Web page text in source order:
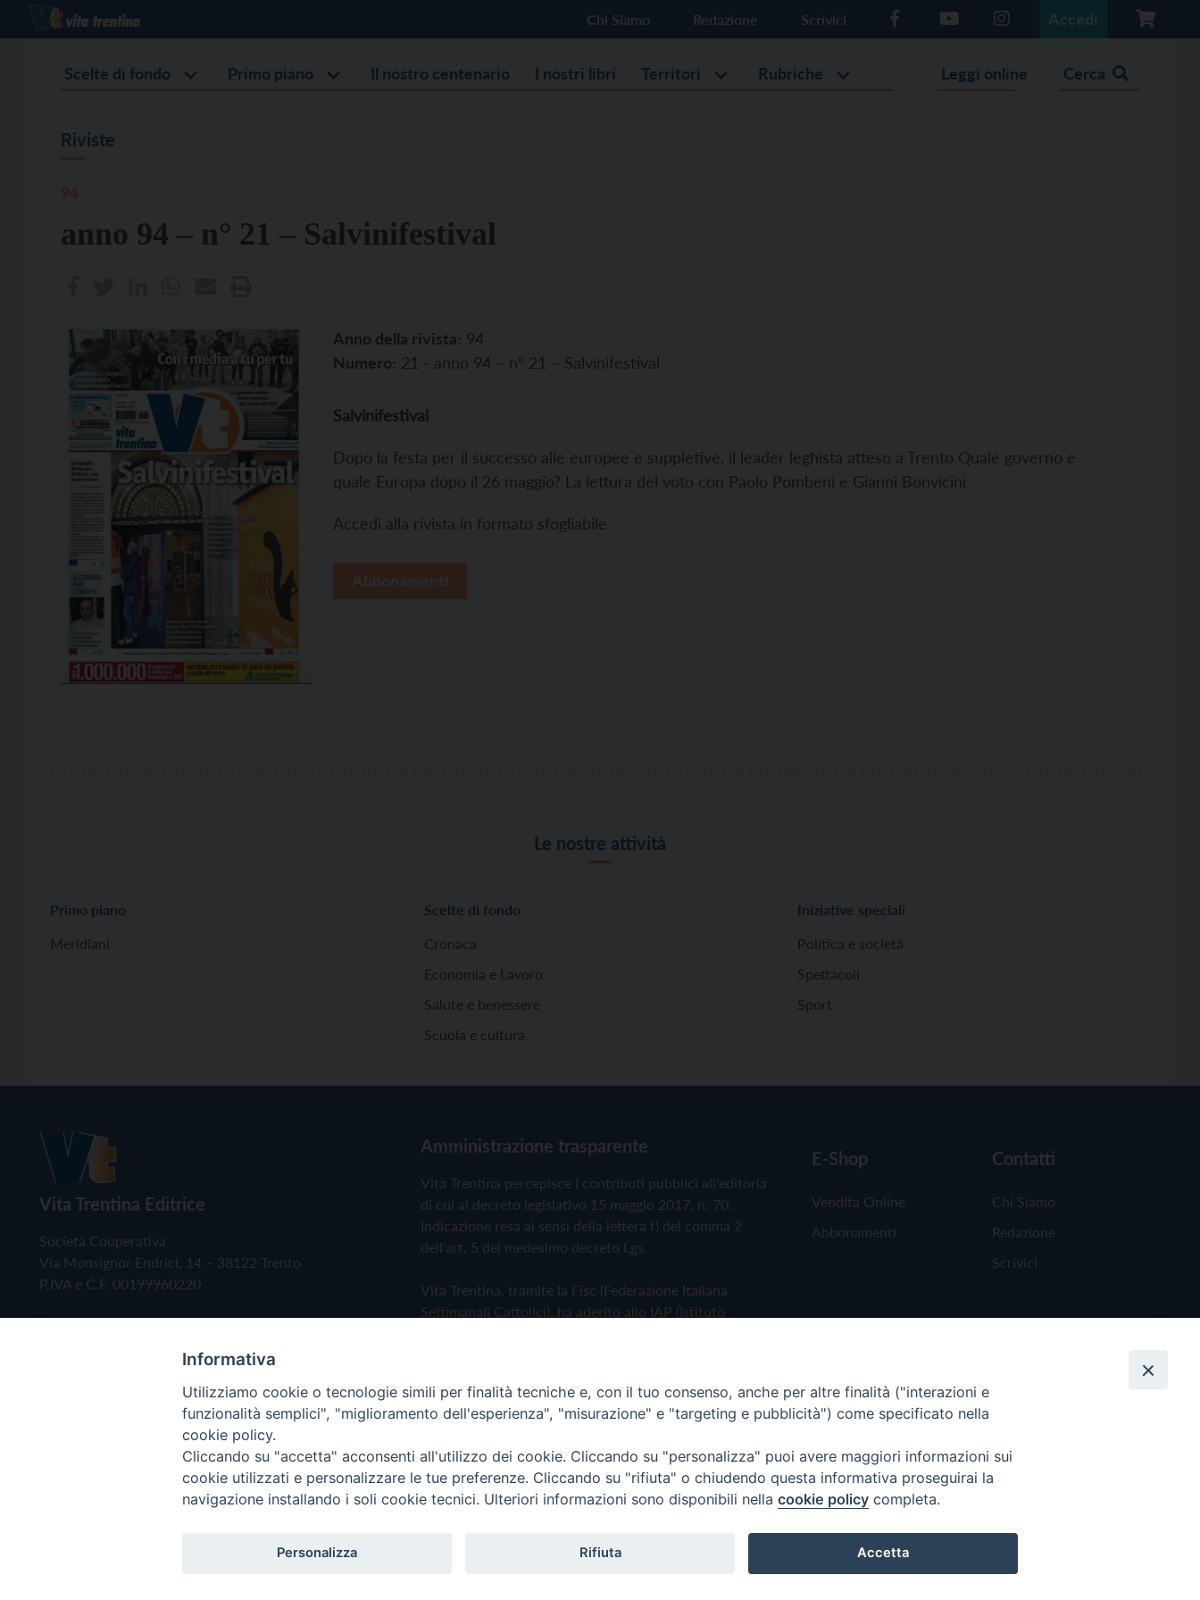
Chi Siamo Redazione Scrivici Accedi
Scelte di fondo Primo piano Il nostro centenario I nostri libri Territori Rubriche Leggi online Cerca
Riviste
anno 94 – n° 21 – Salvinifestival
Anno della rivista: 94
Numero: 21 - anno 94 – n° 21 – Salvinifestival
Salvinifestival
Dopo la festa per il successo alle europee e suppletive, il leader leghista atteso a Trento Quale governo e
quale Europa dopo il 26 maggio? La lettura del voto con Paolo Pombeni e Gianni Bonvicini.
Accedi alla rivista in formato sfogliabile
Le nostre attività
Primo piano
Meridiani
Scelte di fondo
Cronaca
Economia e Lavoro
Salute e benessere
Scuola e cultura
Iniziative speciali
Politica e società
Spettacoli
Sport
Vita Trentina Editrice
Società Cooperativa
Via Monsignor Endrici, 14 – 38122 Trento
P.IVA e C.F. 00199960220
Amministrazione trasparente
Vita Trentina percepisce i contributi pubblici all'editoria
di cui al decreto legislativo 15 maggio 2017, n. 70.
Indicazione resa ai sensi della lettera f) del comma 2
dell'art. 5 del medesimo decreto Lgs.
Vita Trentina, tramite la Fisc (Federazione Italiana
Settimanali Cattolici), ha aderito allo IAP (Istituto
Privacy Policy Cookie Policy
E-Shop
Vendita Online
Abbonamenti
Contatti
Chi Siamo
Redazione
Scrivici
Copyright © 2019 - Tutti i diritti riservati - Vita Trentina Editrice
Informativa
Utilizziamo cookie o tecnologie simili per finalità tecniche e, con il tuo consenso, anche per altre finalità ("interazioni e
funzionalità semplici", "miglioramento dell'esperienza", "misurazione" e "targeting e pubblicità") come specificato nella
cookie policy.
Cliccando su "accetta" acconsenti all'utilizzo dei cookie. Cliccando su "personalizza" puoi avere maggiori informazioni sui
cookie utilizzati e personalizzare le tue preferenze. Cliccando su "rifiuta" o chiudendo questa informativa proseguirai la
navigazione installando i soli cookie tecnici. Ulteriori informazioni sono disponibili nella cookie policy completa.
Personalizza Rifiuta Accetta